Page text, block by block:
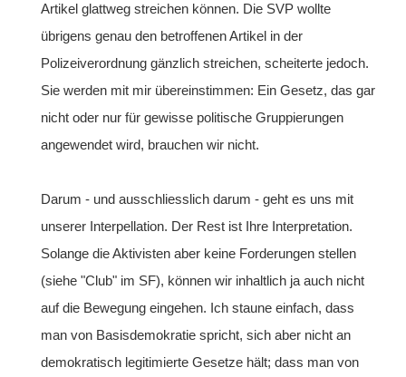
Artikel glattweg streichen können. Die SVP wollte
übrigens genau den betroffenen Artikel in der
Polizeiverordnung gänzlich streichen, scheiterte jedoch.
Sie werden mit mir übereinstimmen: Ein Gesetz, das gar
nicht oder nur für gewisse politische Gruppierungen
angewendet wird, brauchen wir nicht.
Darum - und ausschliesslich darum - geht es uns mit
unserer Interpellation. Der Rest ist Ihre Interpretation.
Solange die Aktivisten aber keine Forderungen stellen
(siehe "Club" im SF), können wir inhaltlich ja auch nicht
auf die Bewegung eingehen. Ich staune einfach, dass
man von Basisdemokratie spricht, sich aber nicht an
demokratisch legitimierte Gesetze hält; dass man von